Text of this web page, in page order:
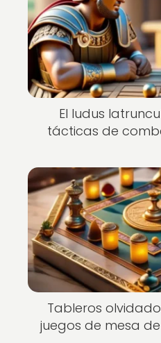
El ludus
tácticas de
Tableros
juegos de mesa